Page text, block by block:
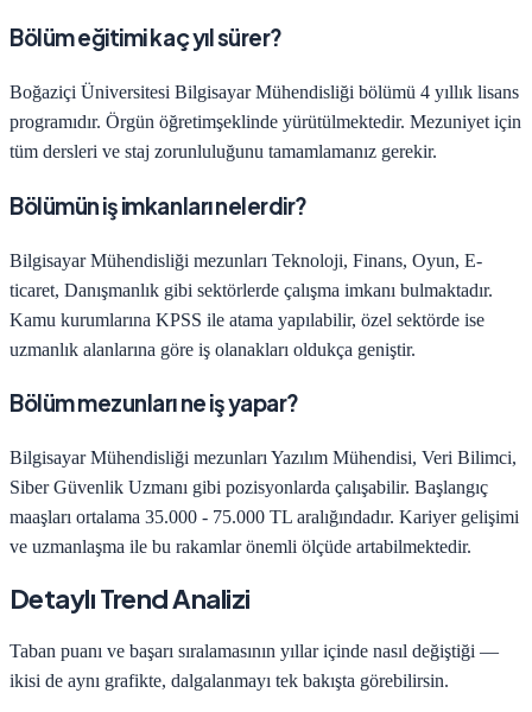
Bölüm eğitimi kaç yıl sürer?
Boğaziçi Üniversitesi Bilgisayar Mühendisliği bölümü 4 yıllık lisans
programıdır. Örgün öğretimşeklinde yürütülmektedir. Mezuniyet için
tüm dersleri ve staj zorunluluğunu tamamlamanız gerekir.
Bölümün iş imkanları nelerdir?
Bilgisayar Mühendisliği mezunları Teknoloji, Finans, Oyun, E-
ticaret, Danışmanlık gibi sektörlerde çalışma imkanı bulmaktadır.
Kamu kurumlarına KPSS ile atama yapılabilir, özel sektörde ise
uzmanlık alanlarına göre iş olanakları oldukça geniştir.
Bölüm mezunları ne iş yapar?
Bilgisayar Mühendisliği mezunları Yazılım Mühendisi, Veri Bilimci,
Siber Güvenlik Uzmanı gibi pozisyonlarda çalışabilir. Başlangıç
maaşları ortalama 35.000 - 75.000 TL aralığındadır. Kariyer gelişimi
ve uzmanlaşma ile bu rakamlar önemli ölçüde artabilmektedir.
Detaylı Trend Analizi
Taban puanı ve başarı sıralamasının yıllar içinde nasıl değiştiği —
ikisi de aynı grafikte, dalgalanmayı tek bakışta görebilirsin.